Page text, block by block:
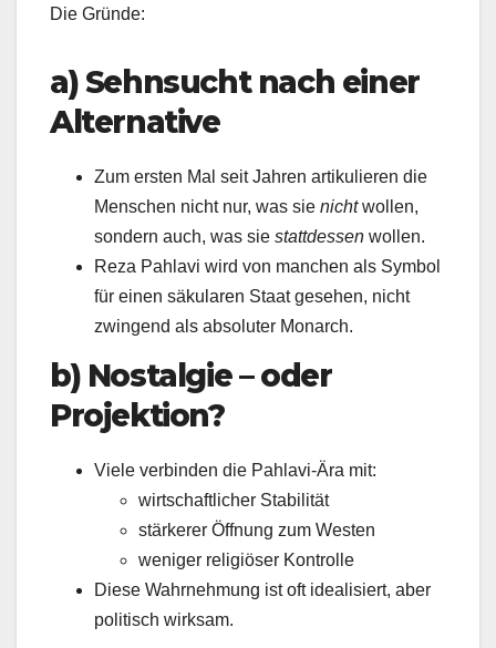
Die Gründe:
a) Sehnsucht nach einer
Alternative
Zum ersten Mal seit Jahren artikulieren die
Menschen nicht nur, was sie nichtwollen,
sondern auch, was sie stattdessen wollen.
Reza Pahlavi wird von manchen als Symbol
für einen säkularen Staat gesehen, nicht
zwingend als absoluter Monarch.
b) Nostalgie – oder
Projektion?
Viele verbinden die Pahlavi-Ära mit:
wirtschaftlicher Stabilität
stärkerer Öffnung zum Westen
weniger religiöser Kontrolle
Diese Wahrnehmung ist oft idealisiert, aber
politisch wirksam.